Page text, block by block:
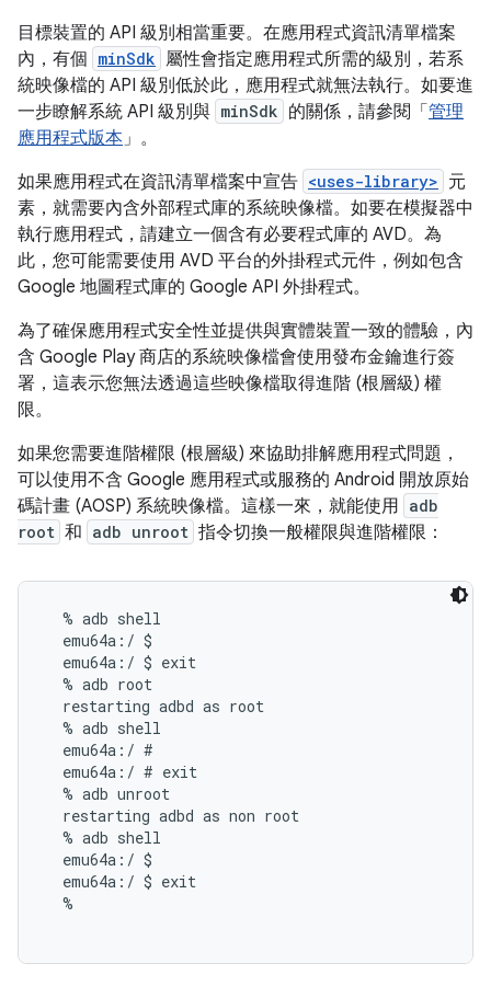
目標裝置的 API 級別相當重要。在應用程式資訊清單檔案
內，有個 minSdk 屬性會指定應用程式所需的級別，若系
統映像檔的 API 級別低於此，應用程式就無法執行。如要進
一步瞭解系統 API 級別與 minSdk 的關係，請參閱「管理
應用程式版本 」。
如果應用程式在資訊清單檔案中宣告 <uses-library> 元
素，就需要內含外部程式庫的系統映像檔。如要在模擬器中
執行應用程式，請建立一個含有必要程式庫的 AVD。為
此，您可能需要使用 AVD 平台的外掛程式元件，例如包含
Google 地圖程式庫的 Google API 外掛程式。
為了確保應用程式安全性並提供與實體裝置一致的體驗，內
含 Google Play 商店的系統映像檔會使用發布金鑰進行簽
署，這表示您無法透過這些映像檔取得進階 (根層級) 權
限。
如果您需要進階權限 (根層級) 來協助排解應用程式問題，
可以使用不含 Google 應用程式或服務的 Android 開放原始
碼計畫 (AOSP) 系統映像檔。這樣一來，就能使用 adb
root 和 adb unroot 指令切換一般權限與進階權限：
  % adb shell
  emu64a:/ $
  emu64a:/ $ exit
  % adb root
  restarting adbd as root
  % adb shell
  emu64a:/ #
  emu64a:/ # exit
  % adb unroot
  restarting adbd as non root
  % adb shell
  emu64a:/ $
  emu64a:/ $ exit
  %